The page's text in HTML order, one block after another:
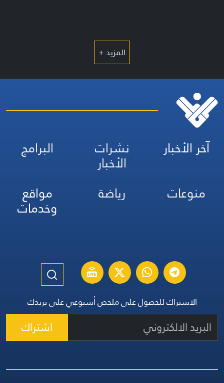
المزيد +
آخر الأخبار نشرات
الأخبار
البرامج
منوعات
رياضة مواقع
وخدمات
الاشتراك للحصول على ملخص أسبوعي على بريدك
اشتراك